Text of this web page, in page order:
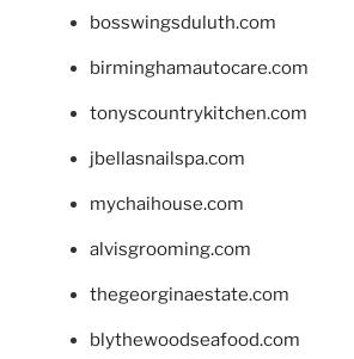
bosswingsduluth.com
birminghamautocare.com
tonyscountrykitchen.com
jbellasnailspa.com
mychaihouse.com
alvisgrooming.com
thegeorginaestate.com
blythewoodseafood.com